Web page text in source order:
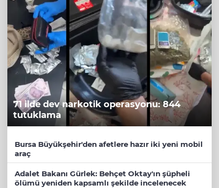
71 ilde dev narkotik operasyonu: 844
tutuklama
Bursa Büyükşehir'den afetlere hazır iki yeni mobil
araç
Adalet Bakanı Gürlek: Behçet Oktay'ın şüpheli
ölümü yeniden kapsamlı şekilde incelenecek